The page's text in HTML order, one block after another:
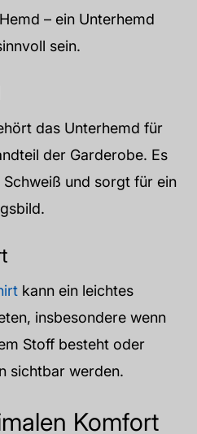
– ein Unterhemd
sein.
das Unterhemd für
der Garderobe. Es
und sorgt für ein
kann ein leichtes
insbesondere wenn
Stoff besteht oder
sichtbar werden.
Komfort